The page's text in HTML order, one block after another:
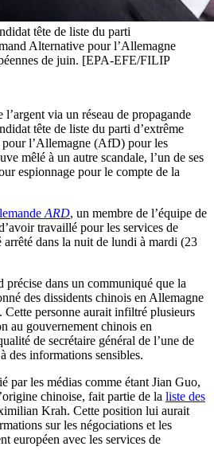
tête de liste du parti
Alternative pour l’Allemagne
de juin. [EPA-EFE/FILIP
l’argent via un réseau de propagande
tête de liste du parti d’extrême
l’Allemagne (AfD) pour les
mêlé à un autre scandale, l’un de ses
espionnage pour le compte de la
ARD, un membre de l’équipe de
travaillé pour les services de
arrêté dans la nuit de lundi à mardi (23
précise dans un communiqué que la
des dissidents chinois en Allemagne
personne aurait infiltré plusieurs
au gouvernement chinois en
de secrétaire général de l’une de
des informations sensibles.
par les médias comme étant Jian Guo,
chinoise, fait partie de la liste des
Krah. Cette position lui aurait
sur les négociations et les
européen avec les services de